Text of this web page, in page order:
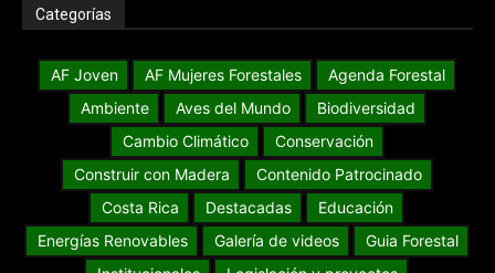
Categorías
AF Joven AF Mujeres Forestales
Agenda Forestal
Ambiente
Aves del Mundo
Biodiversidad
Cambio Climático
Conservación
Construir con Madera
Contenido Patrocinado
Costa Rica
Destacadas
Educación
Energías Renovables
Galería de videos
Guia Forestal